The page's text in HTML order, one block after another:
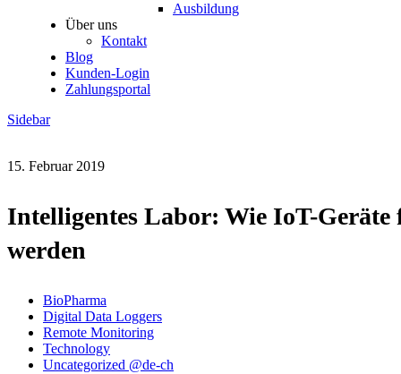
Ausbildung
Über uns
Kontakt
Blog
Kunden-Login
Zahlungsportal
Sidebar
15. Februar 2019
Intelligentes Labor: Wie IoT-Geräte
werden
BioPharma
Digital Data Loggers
Remote Monitoring
Technology
Uncategorized @de-ch